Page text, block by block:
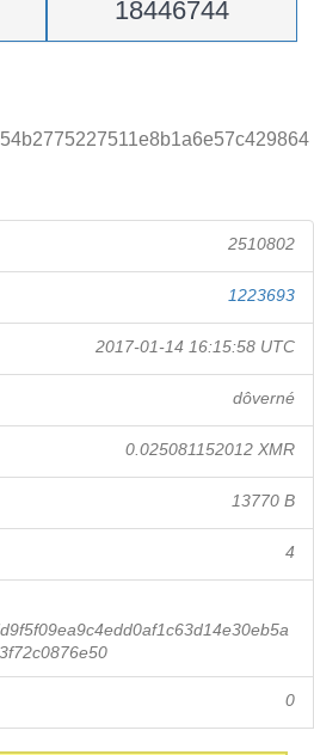
18446744
2510802
1223693
2017-01-14 16:15:58 UTC
dôverné
0.025081152012 XMR
13770 B
4
0